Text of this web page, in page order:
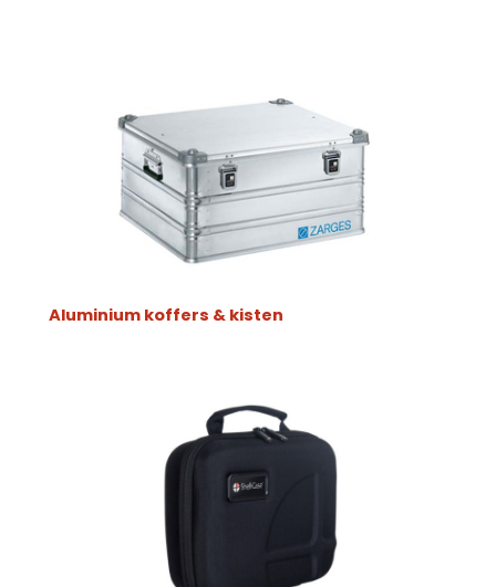
Aluminium koffers & kisten